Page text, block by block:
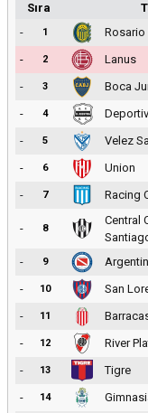
Sıra
-
1 Rosario
-
2 Lanus
-
3 Boca
-
4
-
5 Velez
-
6 Union
-
7 Racing
- 8
Central
- 9
-
10 San
-
11
-
12 River
-
13 Tigre
-
14